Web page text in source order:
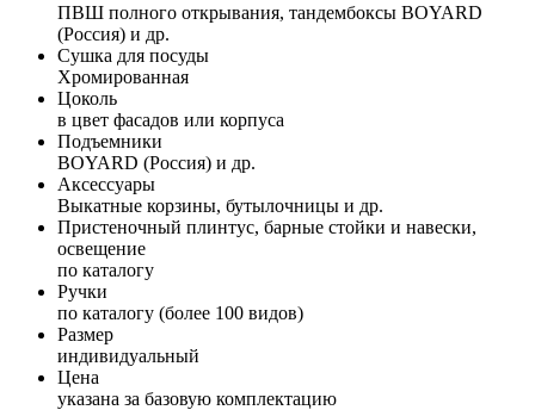
ПВШ полного открывания, тандембоксы BOYARD
(Россия) и др.
Сушка для посуды
Хромированная
Цоколь
в цвет фасадов или корпуса
Подъемники
BOYARD (Россия) и др.
Аксессуары
Выкатные корзины, бутылочницы и др.
Пристеночный плинтус, барные стойки и навески,
освещение
по каталогу
Ручки
по каталогу (более 100 видов)
Размер
индивидуальный
Цена
указана за базовую комплектацию